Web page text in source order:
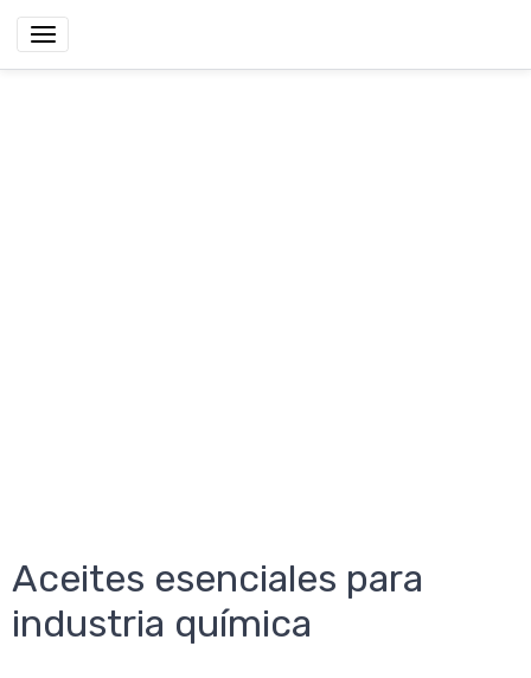
Aceites esenciales para
industria química